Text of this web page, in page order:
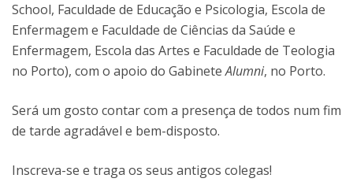
School, Faculdade de Educação e Psicologia, Escola de
Enfermagem e Faculdade de Ciências da Saúde e
Enfermagem, Escola das Artes e Faculdade de Teologia
no Porto), com o apoio do GabineteAlumni, no Porto.
Será um gosto contar com a presença de todos num fim
de tarde agradável e bem-disposto.
Inscreva-se e traga os seus antigos colegas!